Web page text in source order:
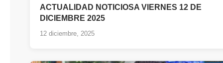
ACTUALIDAD NOTICIOSA VIERNES 12 DE
DICIEMBRE 2025
12 diciembre, 2025